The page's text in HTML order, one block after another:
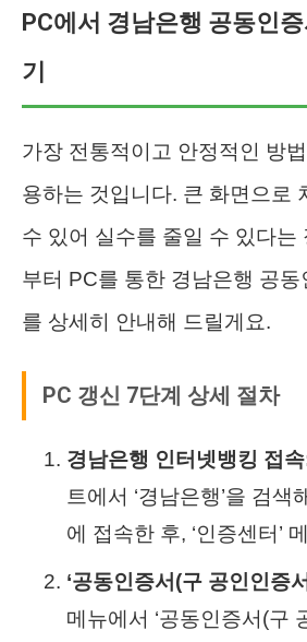
PC에서 경남은행 공동인
기
가장 전통적이고 안정적인 방
용하는 것입니다. 큰 화면으로
수 있어 실수를 줄일 수 있다는
부터 PC를 통한 경남은행 공
를 상세히 안내해 드릴게요.
PC 갱신 7단계 상세 절차
경남은행 인터넷뱅킹 접
트에서 ‘경남은행’을 검색
에 접속한 후, ‘인증센터’
‘공동인증서(구 공인인증
메뉴에서 ‘공동인증서(구